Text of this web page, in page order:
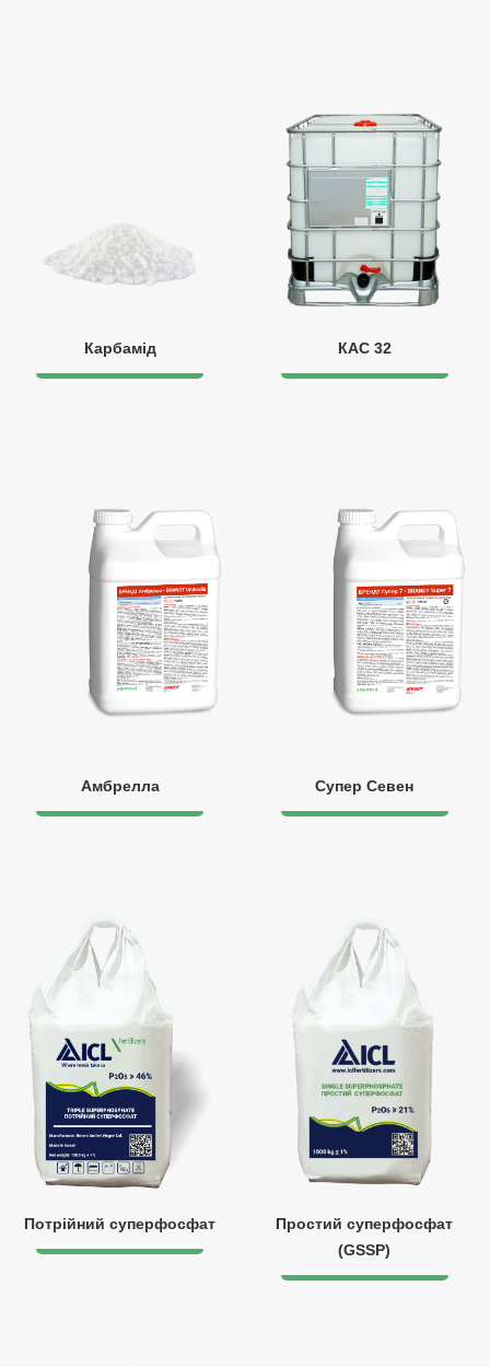
Карбамід КАС 32
Амбрелла Супер Севен
Потрійний суперфосфат
Простий суперфосфат
(GSSP)